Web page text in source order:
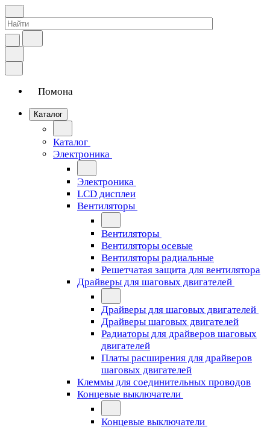
Помона
Каталог
Каталог
Электроника
Электроника
LCD дисплеи
Вентиляторы
Вентиляторы
Вентиляторы осевые
Вентиляторы радиальные
Решетчатая защита для вентилятора
Драйверы для шаговых двигателей
Драйверы для шаговых двигателей
Драйверы шаговых двигателей
Радиаторы для драйверов шаговых
двигателей
Платы расширения для драйверов
шаговых двигателей
Клеммы для соединительных проводов
Концевые выключатели
Концевые выключатели